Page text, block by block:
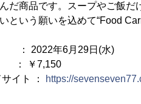
だ商品です。スープやご飯
という願いを込めて“Food
年6月29日(水)
7,150
イト ：
https://